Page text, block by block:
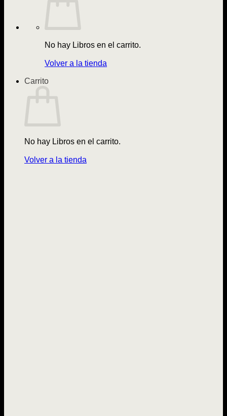
No hay Libros en el carrito.
Volver a la tienda
Carrito
No hay Libros en el carrito.
Volver a la tienda